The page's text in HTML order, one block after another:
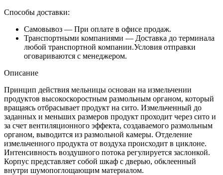
Способы доставки:
Самовывоз — При оплате в офисе продаж.
Транспортными компаниями — Доставка до терминала
любой транспортной компании.Условия отправки
оговариваются с менеджером.
Описание
Принцип действия мельницы основан на измельчении
продуктов высокоскоростным размольным органом, который
вращаясь отбрасывает продукт на сито. Измельченный до
заданных и меньших размеров продукт проходит через сито и
за счет вентиляционного эффекта, создаваемого размольным
органом, выводится из размольной камеры. Отделение
измельченного продукта от воздуха происходит в циклоне.
Интенсивность воздушного потока регулируется заслонкой.
Корпус представляет собой шкаф с дверью, обклеенный
внутри шумопоглощающим материалом.